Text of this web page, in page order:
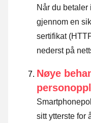
Når du betaler
gjennom en
sertifikat
nederst på
Nøye
sitt ytterste for